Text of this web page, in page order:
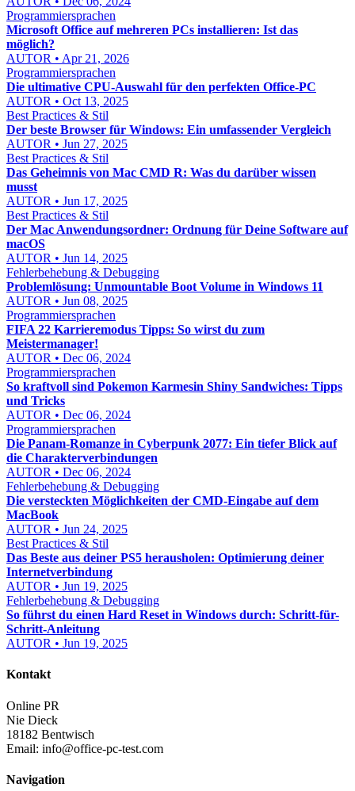
Programmiersprachen
Microsoft Office auf mehreren PCs installieren: Ist das
möglich?
AUTOR • Apr 21, 2026
Programmiersprachen
Die ultimative CPU-Auswahl für den perfekten Office-PC
AUTOR • Oct 13, 2025
Best Practices & Stil
Der beste Browser für Windows: Ein umfassender Vergleich
AUTOR • Jun 27, 2025
Best Practices & Stil
Das Geheimnis von Mac CMD R: Was du darüber wissen
musst
AUTOR • Jun 17, 2025
Best Practices & Stil
Der Mac Anwendungsordner: Ordnung für Deine Software auf
macOS
AUTOR • Jun 14, 2025
Fehlerbehebung & Debugging
Problemlösung: Unmountable Boot Volume in Windows 11
AUTOR • Jun 08, 2025
Programmiersprachen
FIFA 22 Karrieremodus Tipps: So wirst du zum
Meistermanager!
AUTOR • Dec 06, 2024
Programmiersprachen
So kraftvoll sind Pokemon Karmesin Shiny Sandwiches: Tipps
und Tricks
AUTOR • Dec 06, 2024
Programmiersprachen
Die Panam-Romanze in Cyberpunk 2077: Ein tiefer Blick auf
die Charakterverbindungen
AUTOR • Dec 06, 2024
Fehlerbehebung & Debugging
Die versteckten Möglichkeiten der CMD-Eingabe auf dem
MacBook
AUTOR • Jun 24, 2025
Best Practices & Stil
Das Beste aus deiner PS5 herausholen: Optimierung deiner
Internetverbindung
AUTOR • Jun 19, 2025
Fehlerbehebung & Debugging
So führst du einen Hard Reset in Windows durch: Schritt-für-
Schritt-Anleitung
AUTOR • Jun 19, 2025
Kontakt
Online PR
Nie Dieck
18182 Bentwisch
Email: info@office-pc-test.com
Navigation